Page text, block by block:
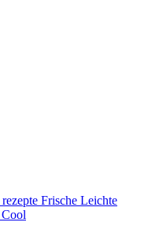
Frische Leichte
Cool